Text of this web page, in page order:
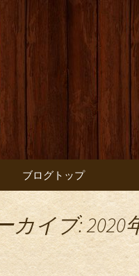
ンジ
お知らせ
ブログトップ
カイブ: 2020